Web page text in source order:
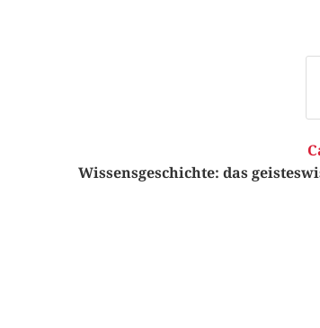
Wissensgeschichte: das